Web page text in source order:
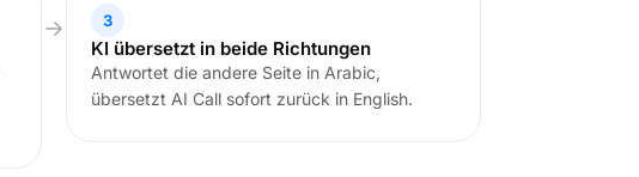
3
KI übersetzt in beide Richtungen
Antwortet die andere Seite in Arabic,
übersetzt AI Call sofort zurück in English.